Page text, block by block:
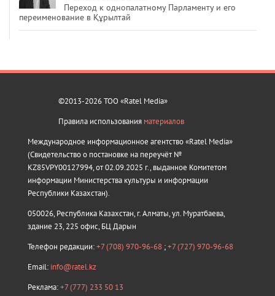
Переход к однопалатному Парламенту и его
переименование в Құрылтай
©2013-2026 ТОО «Ratel Media»
Правила использования материалов
Международное информационное агентство «Ratel Media»
(Свидетельство о постановке на переучёт №
KZ85VPY00127994, от 02.09.2025 г., выданное Комитетом
информации Министерства культуры и информации
Республики Казахстан).
050026, Республика Казахстан, г. Алматы, ул. Муратбаева,
здание 23, 225 офис, БЦ Дарын
Телефон редакции:+7 (708) 970-96-68 ;+7 (727) 970-96-68
Email: info@ratel.kz
Реклама:+7 (777) 233 50 13